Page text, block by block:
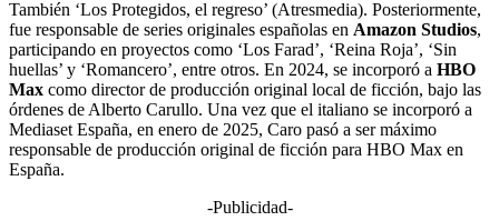
También ‘Los Protegidos, el regreso’ (Atresmedia). Posteriormente,
fue responsable de series originales españolas en Amazon Studios,
participando en proyectos como ‘Los Farad’, ‘Reina Roja’, ‘Sin
huellas’ y ‘Romancero’, entre otros. En 2024, se incorporó a HBO
Max como director de producción original local de ficción, bajo las
órdenes de Alberto Carullo. Una vez que el italiano se incorporó a
Mediaset España, en enero de 2025, Caro pasó a ser máximo
responsable de producción original de ficción para HBO Max en
España.
-Publicidad-